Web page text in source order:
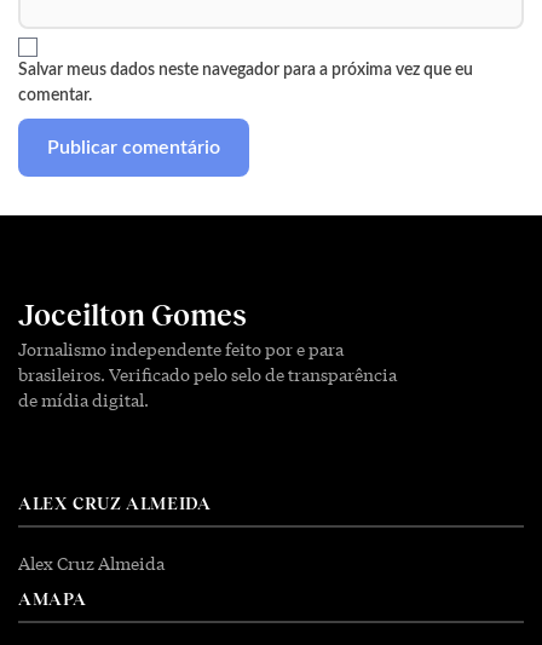
Salvar meus dados neste navegador para a próxima vez que eu
comentar.
Joceilton Gomes
Jornalismo independente feito por e para
brasileiros. Verificado pelo selo de transparência
de mídia digital.
ALEX CRUZ ALMEIDA
Alex Cruz Almeida
AMAPA